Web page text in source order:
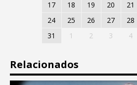
17
18 19 20 21
24
25 26 27 28
31
1 2 3 4
Relacionados